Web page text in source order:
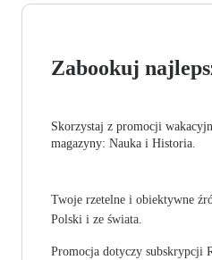
Zabookuj
Skorzystaj z promocji
magazyny: Nauka i Historia.
Twoje rzetelne i obiektywne
Polski i ze świata.
Promocja dotyczy subskrypcji